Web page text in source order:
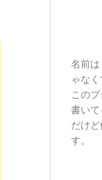
名前は
ゃなく
この
書い
だけ
す。